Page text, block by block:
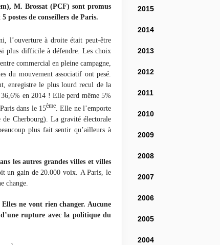
M. Brossat (PCF) sont promus
postes de conseillers de Paris.
l’ouverture à droite était peut-être
plus difficile à défendre. Les choix
commercial en pleine campagne,
du mouvement associatif ont pesé.
enregistre le plus lourd recul de la
36,6% en 2014 ! Elle perd même 5%
dans le 15ème . Elle ne l’emporte
de Cherbourg). La gravité électorale
plus fait sentir qu’ailleurs à
les autres grandes villes et villes
un gain de 20.000 voix. A Paris, le
change.
Elles ne vont rien changer. Aucune
rupture avec la politique du
2015
2014
2013
2012
2011
2010
2009
2008
2007
2006
2005
2004